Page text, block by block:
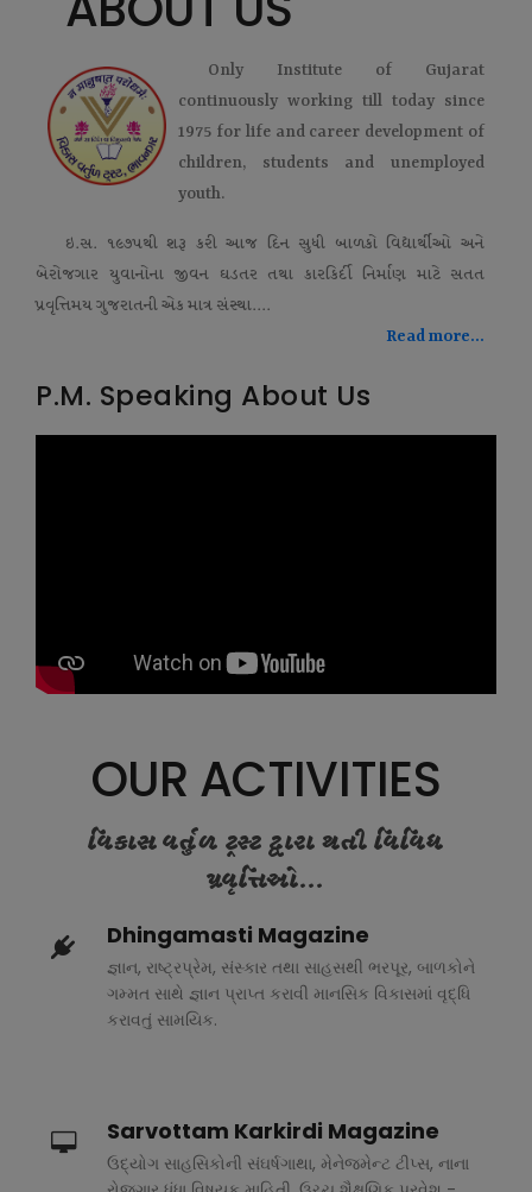
Only Institute of Gujarat
continuously working till today since
1975 for life and career development of
children, students and unemployed
youth.
ઇ.સ. ૧૯૭૫થી શરૂ કરી આજ દિન સુધી બાળકો વિદ્યાર્થીઓ અને
બેરોજગાર યુવાનોના જીવન ઘડતર તથા કારકિર્દી નિર્માણ માટે સતત
પ્રવૃત્તિમય ગુજરાતની એક માત્ર સંસ્થા....
Read more...
P.M. Speaking About Us
OUR ACTIVITIES
વિકાસ વર્તુળ ટ્રસ્ટ દ્વારા થતી વિવિધ
પ્રવૃત્તિઓ...
Dhingamasti Magazine
જ્ઞાન, રાષ્ટ્રપ્રેમ, સંસ્કાર તથા સાહસથી ભરપૂર, બાળકોને
ગમ્મત સાથે જ્ઞાન પ્રાપ્ત કરાવી માનસિક વિકાસમાં વૃદ્ધિ
કરાવતું સામયિક.
Sarvottam Karkirdi Magazine
ઉદ્યોગ સાહસિકોની સંઘર્ષગાથા, મેનેજમેન્ટ ટીપ્સ, નાના